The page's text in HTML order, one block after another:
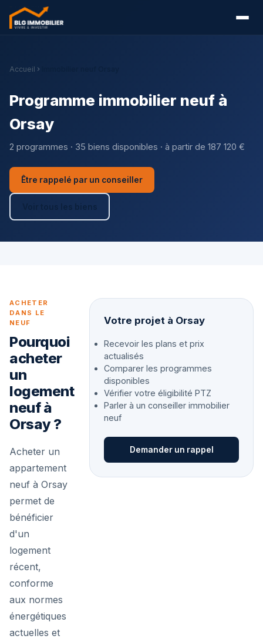
Accueil
Programme immobilier neuf à
Orsay
2 programmes · 35 biens disponibles · à partir de 187 120 €
Être rappelé par un conseiller
Voir tous les biens
ACHETER
DANS LE
NEUF
Pourquoi
acheter
un
logement
neuf à
Orsay ?
Acheter un
appartement
neuf à Orsay
permet de
bénéficier
d'un
logement
récent,
conforme
aux normes
énergétiques
actuelles et
Votre projet à Orsay
Recevoir les plans et prix
actualisés
Comparer les programmes
disponibles
Vérifier votre éligibilité PTZ
Parler à un conseiller immobilier
neuf
Demander un rappel